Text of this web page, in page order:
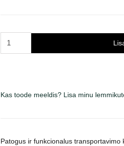
juodas
Kas toode meeldis? Lisa minu
Patogus ir funkcionalus